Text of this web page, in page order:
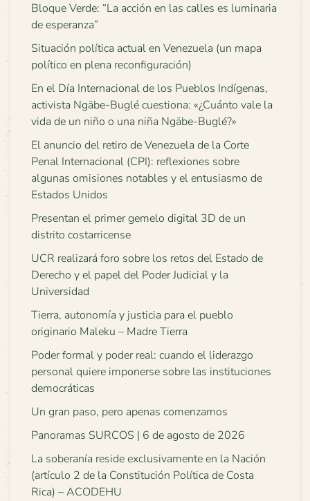
Bloque Verde: “La acción en las calles es luminaria
de esperanza”
Situación política actual en Venezuela (un mapa
político en plena reconfiguración)
En el Día Internacional de los Pueblos Indígenas,
activista Ngäbe-Buglé cuestiona: «¿Cuánto vale la
vida de un niño o una niña Ngäbe-Buglé?»
El anuncio del retiro de Venezuela de la Corte
Penal Internacional (CPI): reflexiones sobre
algunas omisiones notables y el entusiasmo de
Estados Unidos
Presentan el primer gemelo digital 3D de un
distrito costarricense
UCR realizará foro sobre los retos del Estado de
Derecho y el papel del Poder Judicial y la
Universidad
Tierra, autonomía y justicia para el pueblo
originario Maleku – Madre Tierra
Poder formal y poder real: cuando el liderazgo
personal quiere imponerse sobre las instituciones
democráticas
Un gran paso, pero apenas comenzamos
Panoramas SURCOS | 6 de agosto de 2026
La soberanía reside exclusivamente en la Nación
(artículo 2 de la Constitución Política de Costa
Rica) – ACODEHU